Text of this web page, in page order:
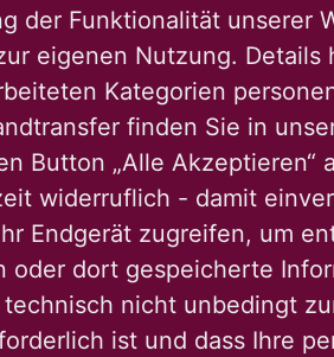
instagram
der Funktionalität unserer
eigenen Nutzung. Details
Kategorien
finden Sie in
Button „Alle Akzeptieren“
widerruflich - damit
Endgerät zugreifen, um
oder dort gespeicherte
nicht unbedingt
ist und dass Ihre